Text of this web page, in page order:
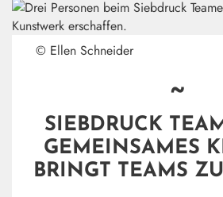
© Ellen Schneider
~
SIEBDRUCK
GEMEINSAMES
BRINGT TEAMS